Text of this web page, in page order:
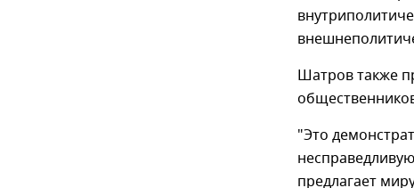
Шатров также
"Это
предлагает